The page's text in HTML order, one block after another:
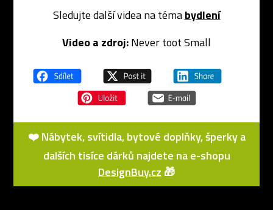
Sledujte další videa na témabydlení
Video a zdroj:Never toot Small
❤️ Nábytek, svítidla, bytové doplňky, šperky a
dalších tisíce dárků najdete na e-shopu
DesignBuy.cz 🎁